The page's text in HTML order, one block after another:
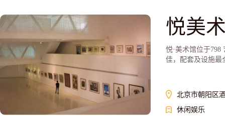
悦美
悦·美术馆位于798
佳，配套及设施最
北京市朝阳区
休闲娱乐